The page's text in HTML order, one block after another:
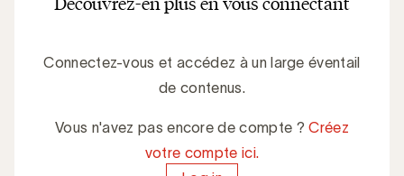
Connectez-vous et accédez à un large éventail
de contenus.
Vous n'avez pas encore de compte ?Créez
votre compte ici.